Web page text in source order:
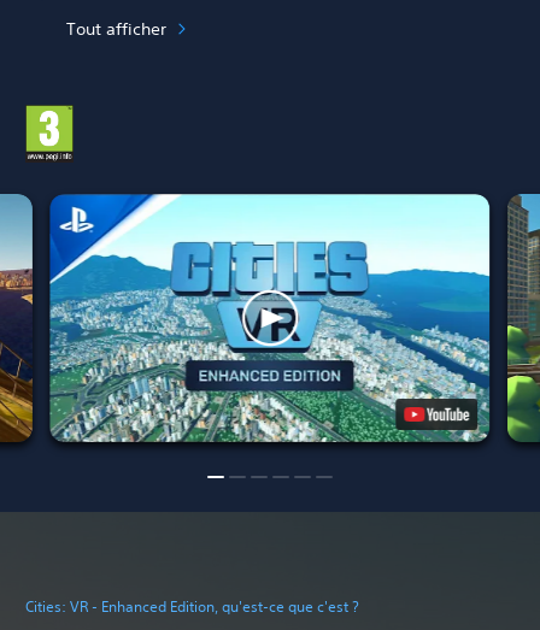
Tout afficher
Cities: VR - Enhanced Edition, qu'est-ce que c'est ?